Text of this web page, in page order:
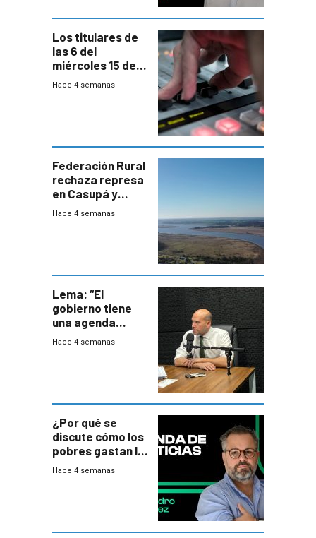
Los titulares de
las 6 del
miércoles 15 de
julio de 2026
Hace 4 semanas
Federación Rural
rechaza represa
en Casupá y
firma demanda
Hace 4 semanas
Lema: “El
gobierno tiene
una agenda
destructiva”
Hace 4 semanas
¿Por qué se
discute cómo los
pobres gastan la
plata?
Hace 4 semanas